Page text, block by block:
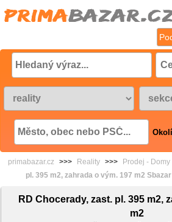
primabazar.cz >>> Reality >>> Prodej - Domy
pl. 395 m2, zahrada o vým. 197 m2
RD Chocerady, zast. pl. 395 m2,
m2